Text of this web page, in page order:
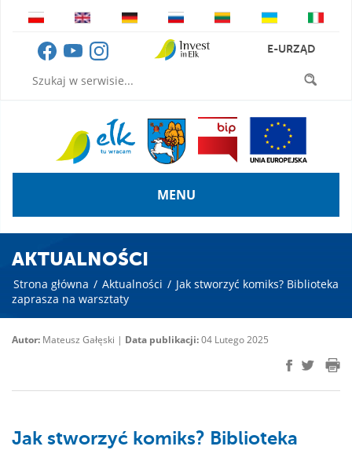
E-URZĄD
MENU
AKTUALNOŚCI
Strona główna / Aktualności / Jak stworzyć komiks? Biblioteka
zaprasza na warsztaty
Autor: Mateusz Gałęski | Data publikacji:04 Lutego 2025
Jak stworzyć komiks? Biblioteka